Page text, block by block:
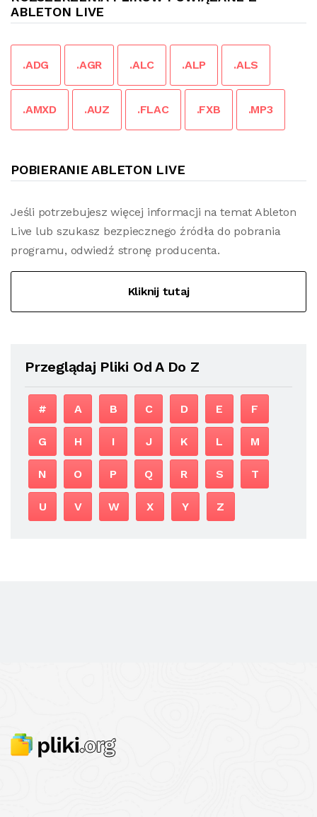
ABLETON LIVE
.ADG .AGR .ALC .ALP .ALS
.AMXD .AUZ .FLAC .FXB .MP3
POBIERANIE ABLETON LIVE
Jeśli potrzebujesz więcej informacji na temat Ableton
Live lub szukasz bezpiecznego źródła do pobrania
programu, odwiedź stronę producenta.
Kliknij tutaj
Przeglądaj Pliki Od A Do Z
# A B C D E F
G H I J K L M
N O P Q R S T
U V W X Y Z